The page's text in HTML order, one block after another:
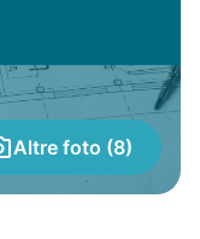
Altre foto (8)